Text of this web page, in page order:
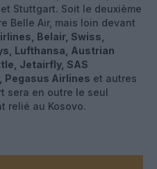
Stuttgart. Soit le deuxième
Belle Air, mais loin devant
Belair, Swiss,
Lufthansa, Austrian
Jetairfly, SAS
Pegasus Airlines et autres
sera en outre le seul
relié au Kosovo.